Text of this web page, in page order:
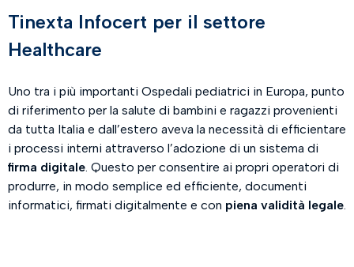
Tinexta Infocert per il settore
Healthcare
Uno tra i più importanti Ospedali pediatrici in Europa, punto
di riferimento per la salute di bambini e ragazzi provenienti
da tutta Italia e dall’estero aveva la necessità di efficientare
i processi interni attraverso l’adozione di un sistema di
firma digitale. Questo per consentire ai propri operatori di
produrre, in modo semplice ed efficiente, documenti
informatici, firmati digitalmente e con piena validità legale.